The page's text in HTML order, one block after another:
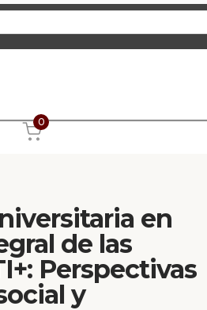
0
en
de las
Perspectivas
y